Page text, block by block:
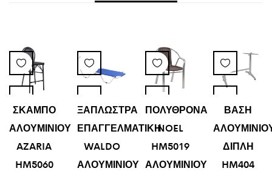
ΣΚΑΜΠΟ
ΑΛΟΥΜΙΝΙΟΥ
AZARIA
HM5060
ΞΑΠΛΩΣΤΡΑ
ΕΠΑΓΓΕΛΜΑΤΙΚΗ
WALDO
ΑΛΟΥΜΙΝΙΟΥ
ΠΟΛΥΘΡΟΝΑ
NOEL
HM5019
ΑΛΟΥΜΙΝΙΟΥ
ΒΑΣΗ
ΔΙΠΛΗ
HM404